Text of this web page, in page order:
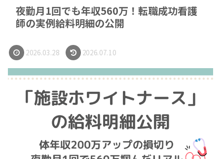
夜勤月1回でも年収560万！転職成功看護
師の実例給料明細の公開
2026.03.28 2026.07.10